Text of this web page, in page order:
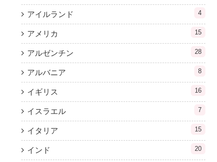
アイルランド 4
アメリカ 15
アルゼンチン 28
アルバニア 8
イギリス 16
イスラエル 7
イタリア 15
インド 20